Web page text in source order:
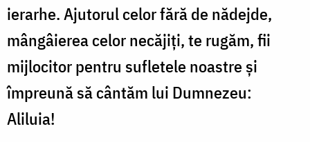
ierarhe. Ajutorul celor fără de nădejde,
mângâierea celor necăjiți, te rugăm, fii
mijlocitor pentru sufletele noastre și
împreună să cântăm lui Dumnezeu:
Aliluia!